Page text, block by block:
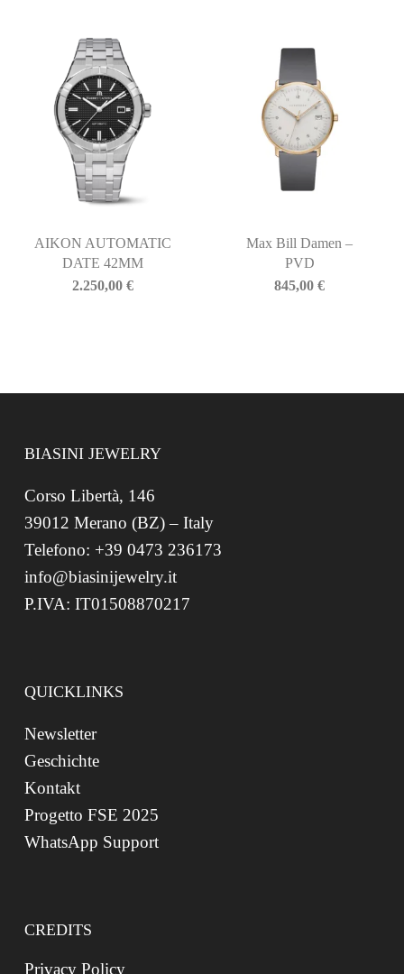
AIKON AUTOMATIC
DATE 42MM
2.250,00 €
Max Bill Damen –
PVD
845,00€
BIASINI JEWELRY
Corso Libertà, 146
39012 Merano (BZ) – Italy
Telefono: +39 0473 236173
info@biasinijewelry.it
P.IVA: IT01508870217
QUICKLINKS
Newsletter
Geschichte
Kontakt
Progetto FSE 2025
WhatsApp Support
CREDITS
Privacy Policy